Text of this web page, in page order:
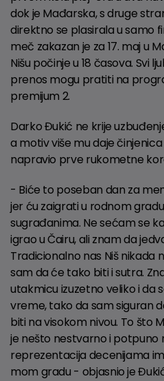
dok je Mađarska, s druge
direktno se plasirala u samo
meč zakazan je za 17. maj u
Nišu počinje u 18 časova. Svi
prenos mogu pratiti na
premijum 2.
Darko Đukić ne krije
a motiv više mu daje
napravio prve rukometne
- Biće to poseban dan za
jer ću zaigrati u rodnom
sugrađanima. Ne sećam se
igrao u Čairu, ali znam da
Tradicionalno nas Niš nikada
sam da će tako biti i sutra.
utakmicu izuzetno veliko i da
vreme, tako da sam siguran
biti na visokom nivou. To što
je nešto nestvarno i potpuno
reprezentacija decenijama
mom gradu - objasnio je